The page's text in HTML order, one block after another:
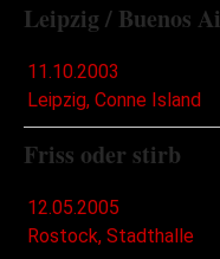
Leipzig / Buenos
11.10.2003
Leipzig, Conne Island
Friss oder stirb
12.05.2005
Rostock, Stadthalle